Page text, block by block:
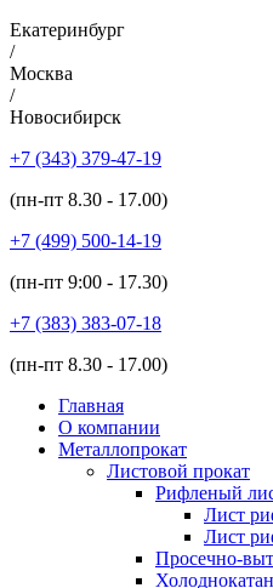
Екатеринбург
/
Москва
/
Новосибирск
+7 (343) 379-47-19
(пн-пт 8.30 - 17.00)
+7 (499) 500-14-19
(пн-пт 9:00 - 17.30)
+7 (383) 383-07-18
(пн-пт 8.30 - 17.00)
Главная
О компании
Металлопрокат
Листовой прокат
Рифленый
Лист
Лист
Просечно-